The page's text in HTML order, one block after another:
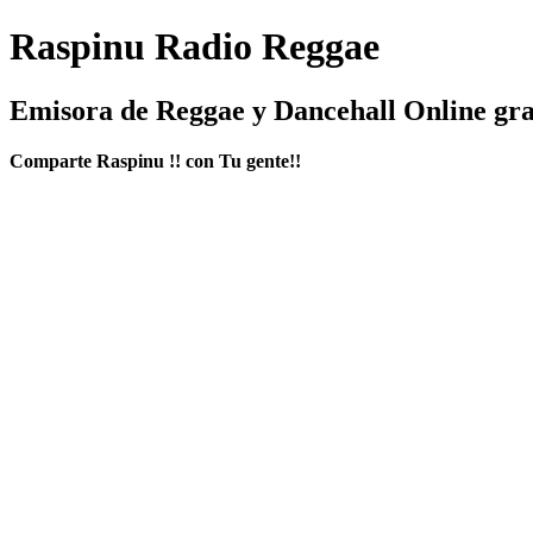
Raspinu Radio Reggae
Emisora de Reggae y Dancehall Online
Comparte Raspinu !! con Tu gente!!